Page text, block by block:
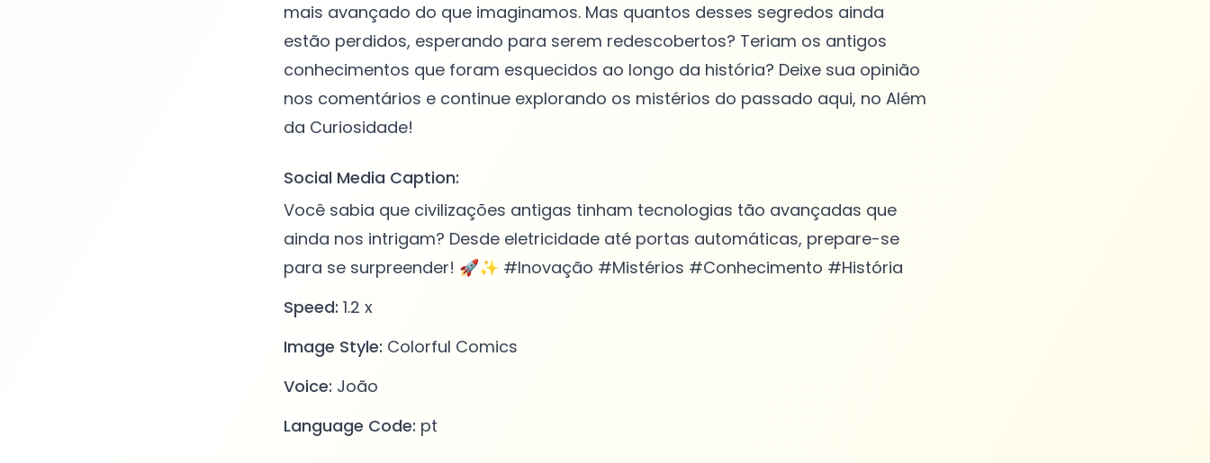
mais avançado do que imaginamos. Mas quantos desses segredos ainda
estão perdidos, esperando para serem redescobertos? Teriam os antigos
conhecimentos que foram esquecidos ao longo da história? Deixe sua opinião
nos comentários e continue explorando os mistérios do passado aqui, no Além
Social Media Caption:
Você sabia que civilizações antigas tinham tecnologias tão avançadas que
ainda nos intrigam? Desde eletricidade até portas automáticas, prepare-se
para se surpreender! 🚀✨ #Inovação #Mistérios #Conhecimento #História
Speed: 1.2 x
Image Style: Colorful Comics
Voice: João
Language Code: pt